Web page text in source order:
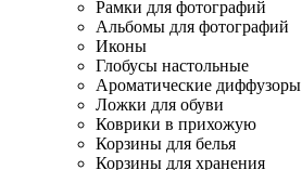
Рамки для фотографий
Альбомы для фотографий
Иконы
Глобусы настольные
Ароматические диффузоры
Ложки для обуви
Коврики в прихожую
Корзины для белья
Корзины для хранения